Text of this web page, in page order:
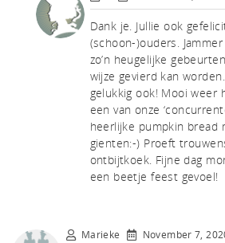
Dank je. Jullie ook
(schoon-)ouders.
zo’n heugelijke
wijze gevierd kan
gelukkig ook! Mooi weer
een van onze
heerlijke pumpkin bread
gienten:-) Proeft
ontbijtkoek. Fijne dag
een beetje feest gevoel!
Marieke November 7,